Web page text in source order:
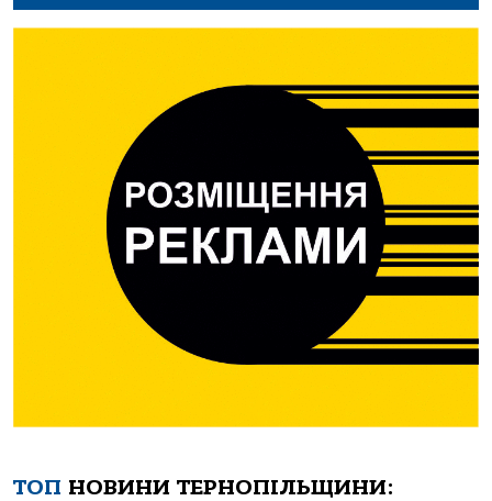
ТОП НОВИНИ ТЕРНОПІЛЬЩИНИ: